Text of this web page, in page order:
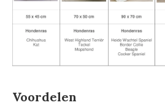
Voordelen